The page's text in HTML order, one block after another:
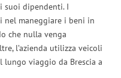
suoi dipendenti. I
nel maneggiare i beni in
che nulla venga
l’azienda utilizza veicoli
viaggio da Brescia a